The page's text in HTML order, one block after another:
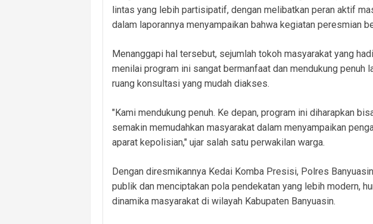
lintas yang lebih partisipatif, dengan melibatkan peran aktif
dalam laporannya menyampaikan bahwa kegiatan peresmian
Menanggapi hal tersebut, sejumlah tokoh masyarakat yang
menilai program ini sangat bermanfaat dan mendukung penuh
ruang konsultasi yang mudah diakses.
"Kami mendukung penuh. Ke depan, program ini diharapkan
semakin memudahkan masyarakat dalam menyampaikan
aparat kepolisian," ujar salah satu perwakilan warga.
Dengan diresmikannya Kedai Komba Presisi, Polres
publik dan menciptakan pola pendekatan yang lebih modern,
dinamika masyarakat di wilayah Kabupaten Banyuasin.